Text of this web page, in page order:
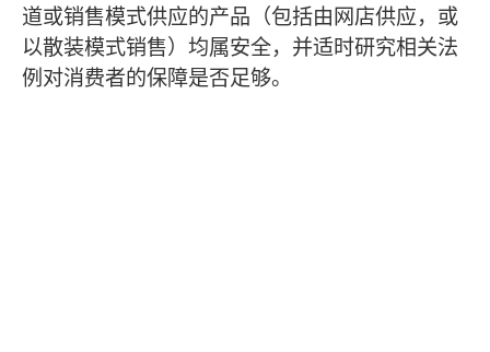
道或销售模式供应的产品（包括由网店供应，或
以散装模式销售）均属安全，并适时研究相关法
例对消费者的保障是否足够。